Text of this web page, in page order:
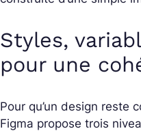
Styles,
pour une
Pour qu’un design reste
Figma propose trois